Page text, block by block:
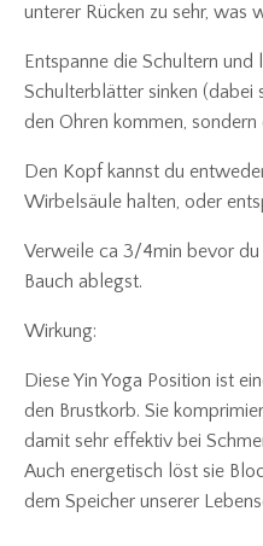
unterer Rücken zu sehr, was
Entspanne die Schultern
Schulterblätter sinken (dabei
den Ohren kommen,
Den Kopf kannst du
Wirbelsäule halten, oder
Verweile ca 3/4min bevor
Bauch ablegst.
Wirkung:
Diese Yin Yoga Position ist
den Brustkorb. Sie
damit sehr effektiv bei
Auch energetisch löst sie
dem Speicher unserer